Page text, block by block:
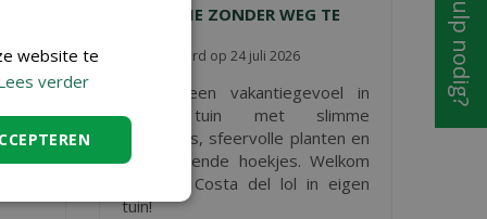
n.
VAKANTIE ZONDER WEG TE
Gepubliceerd op 24 juli 2026
Creëer een vakantiegevoel in
eigen tuin met slimme
stylingtips, sfeervolle planten en
ontspannende hoekjes. Welkom
bij jouw Costa del lol in eigen
tuin!
Hulp nodig?
website te
verder